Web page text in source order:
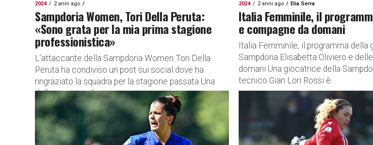
2024 2 anni ago
Sampdoria Women, Tori Della Peruta:
«Sono grata per la mia prima stagione
professionistica»
L’attaccante della Sampdoria Women Tori Della
Peruta ha condiviso un post sui social dove ha
ringraziato la squadra per la stagione passata Una
delle sorprese di...
2024 2 anni ago Elia Serra
Italia Femminile, il
e compagne da domani
Italia Femminile, il programma della
Sampdoria Elisabetta Oliviero e
domani Una giocatrice della
tecnico Gian Lori Rossi è...